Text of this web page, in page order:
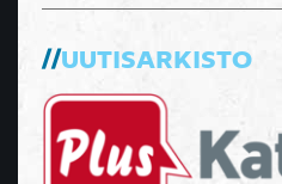
UUTISARKISTO